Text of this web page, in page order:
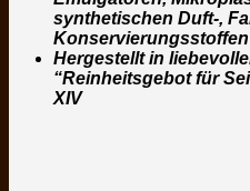
synthetischen Duft-,
Konservierungsstoffen
Hergestellt in
“Reinheitsgebot für
XIV